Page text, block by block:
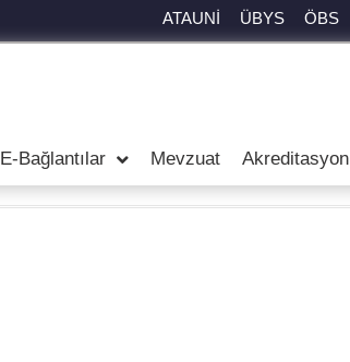
ATAUNİ ÜBYS ÖBS
E-Bağlantılar Mevzuat Akreditasyon